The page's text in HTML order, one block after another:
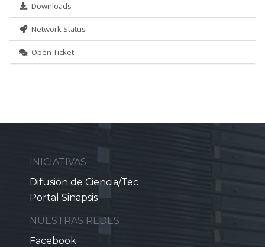
Downloads
Network Status
Open Ticket
INICIATIVAS
Difusión de Ciencia/Tec
Portal Sinapsis
NUESTRAS REDES
Facebook